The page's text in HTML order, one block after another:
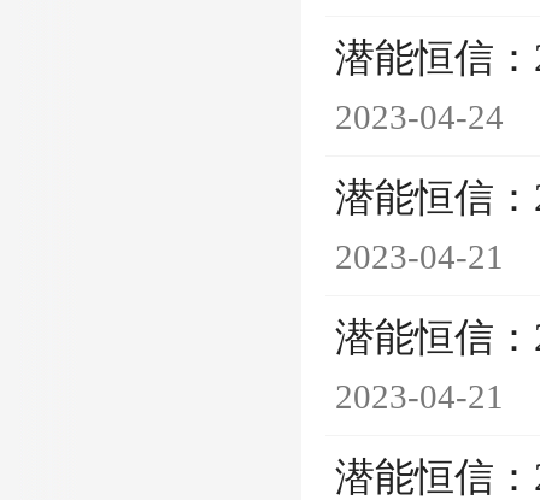
潜能恒信
2023-04-24
潜能恒信
2023-04-21
潜能恒信
2023-04-21
潜能恒信